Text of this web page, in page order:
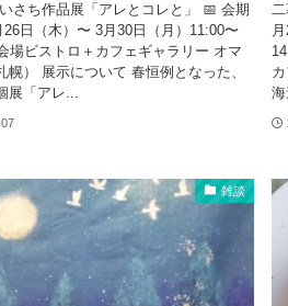
さち作品展「アレとコレと」 📅 会期
26日（木）〜 3月30日（月）11:00〜
場ビストロ＋カフェギャラリー オマ
幌） 展示について 春恒例となった、
展「アレ...
雑談